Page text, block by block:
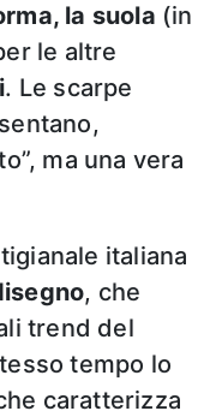
la suola (in
le altre
. Le scarpe
ma una vera
italiana
, che
trend del
tempo lo
caratterizza